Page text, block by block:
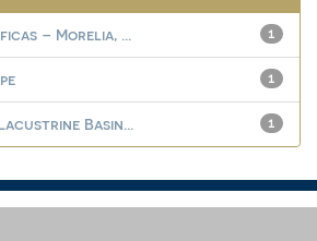
1
– Morelia, ...
1
1
Basin...